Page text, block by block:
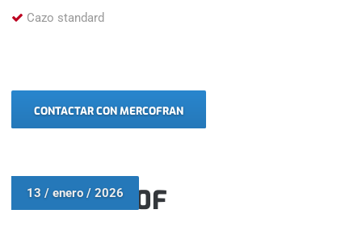
Cazo standard
CONTACTAR CON MERCOFRAN
VOLVO L110F
13 / enero / 2026